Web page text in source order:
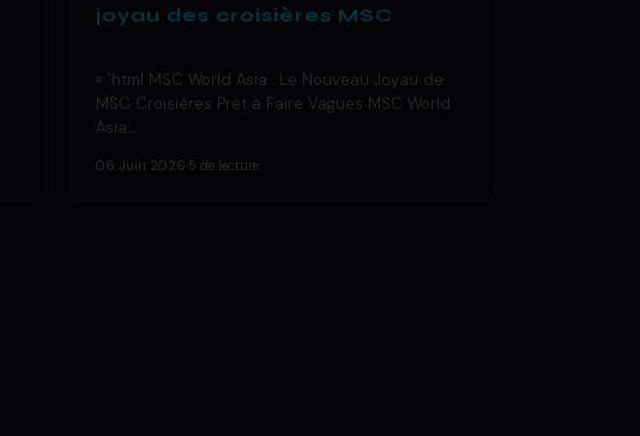
joyau des croisières MSC
« `html MSC World Asia : Le Nouveau Joyau de
MSC Croisières Prêt à Faire Vagues MSC World
Asia…
06 Juin 2026 5 de lecture